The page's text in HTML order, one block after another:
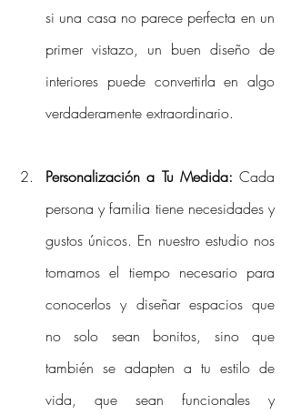
si una casa no parece perfecta en un
primer vistazo, un buen diseño de
interiores puede convertirla en algo
verdaderamente extraordinario.
Personalización a Tu Medida: Cada
persona y familia tiene necesidades y
gustos únicos. En nuestro estudio nos
tomamos el tiempo necesario para
conocerlos y diseñar espacios que
no solo sean bonitos, sino que
también se adapten a tu estilo de
vida, que sean funcionales y